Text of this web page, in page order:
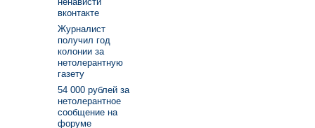
вконтакте
Журналист
получил год
колонии за
нетолерантную
газету
54 000 рублей за
нетолерантное
сообщение на
форуме